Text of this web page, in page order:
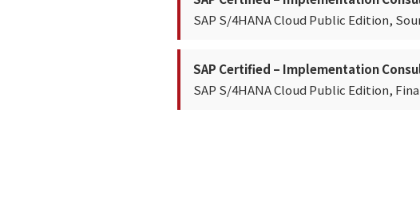
SAP S/4HANA Cloud Public Edition,
SAP Certified – Implementation
SAP S/4HANA Cloud Public Edition,